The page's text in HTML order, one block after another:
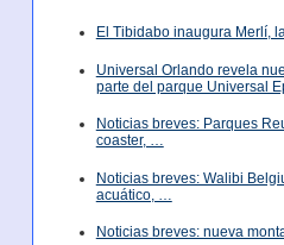
El Tibidabo inaugura Merlí,
Universal Orlando revela
parte del parque Universal
Noticias breves: Parques
coaster, …
Noticias breves: Walibi
acuático, …
Noticias breves: nueva